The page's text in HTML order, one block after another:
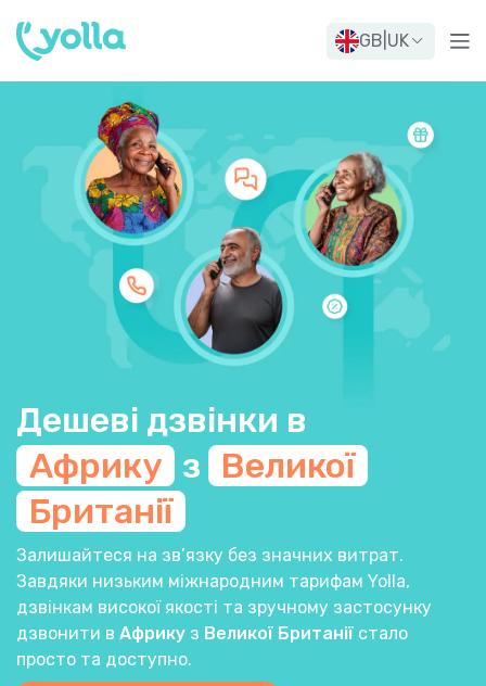
GB UK
Дешеві дзвінки в
Африку з Великої
Британії
Залишайтеся на зв’язку без значних витрат.
Завдяки низьким міжнародним тарифам Yolla,
дзвінкам високої якості та зручному застосунку
дзвонити в Африку з Великої Британії стало
просто та доступно.